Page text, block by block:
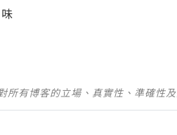
有博客的立場、真實性、準確性